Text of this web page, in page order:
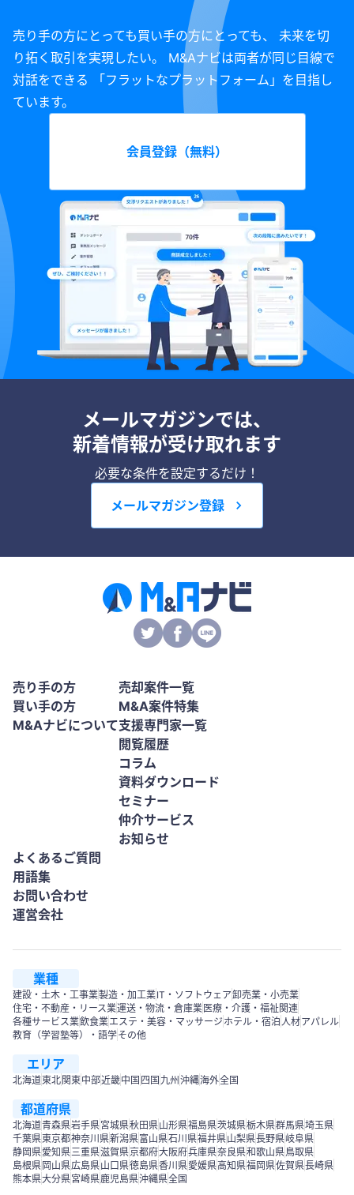
売り手の方にとっても買い手の方にとっても、 未来を切
り拓く取引を実現したい。 M&Aナビは両者が同じ目線で
対話をできる 「フラットなプラットフォーム」を目指し
ています。
会員登録（無料）
メールマガジンでは、
新着情報が受け取れます
必要な条件を設定するだけ！
メールマガジン登録
売り手の方
買い手の方
M&Aナビについて
売却案件一覧
M&A案件特集
支援専門家一覧
閲覧履歴
コラム
資料ダウンロード
セミナー
仲介サービス
お知らせ
よくあるご質問
用語集
お問い合わせ
運営会社
業種
建設・土木・工事業製造・加工業IT・ソフトウェア卸売業・小売業
住宅・不動産・リース業運送・物流・倉庫業 医療・介護・福祉関連
各種サービス業飲食業エステ・美容・マッサージ ホテル・宿泊 人材アパレル
教育（学習塾等）・語学その他
エリア
北海道東北 関東中部近畿中国 四国 九州 沖縄海外全国
都道府県
北海道青森県岩手県宮城県秋田県山形県福島県茨城県栃木県群馬県埼玉県
千葉県東京都神奈川県新潟県富山県石川県福井県山梨県長野県岐阜県
静岡県愛知県三重県滋賀県京都府大阪府兵庫県奈良県和歌山県鳥取県
島根県 岡山県広島県山口県徳島県香川県愛媛県高知県福岡県佐賀県長崎県
熊本県大分県宮崎県鹿児島県沖縄県全国